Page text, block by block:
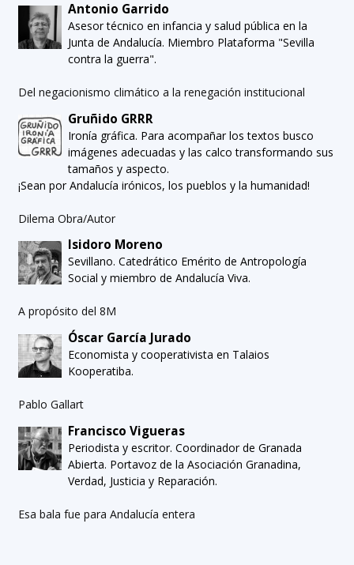
Antonio Garrido
Asesor técnico en infancia y salud pública en la
Junta de Andalucía. Miembro Plataforma "Sevilla
contra la guerra".
Del negacionismo climático a la renegación institucional
Gruñido GRRR
Ironía gráfica. Para acompañar los textos busco
imágenes adecuadas y las calco transformando sus
tamaños y aspecto.
¡Sean por Andalucía irónicos, los pueblos y la humanidad!
Dilema Obra/Autor
Isidoro Moreno
Sevillano. Catedrático Emérito de Antropología
Social y miembro de Andalucía Viva.
A propósito del 8M
Óscar García Jurado
Economista y cooperativista en Talaios
Kooperatiba.
Pablo Gallart
Francisco Vigueras
Periodista y escritor. Coordinador de Granada
Abierta. Portavoz de la Asociación Granadina,
Verdad, Justicia y Reparación.
Esa bala fue para Andalucía entera